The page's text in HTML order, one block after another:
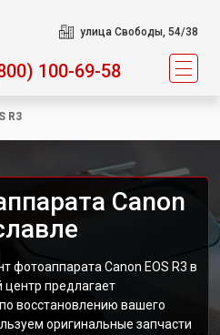
улица Свободы, 54/38
100-69-58
R3
Canon
фотоаппарата Canon EOS R3 в
предлагает
восстановлению вашего
оригинальные запчасти